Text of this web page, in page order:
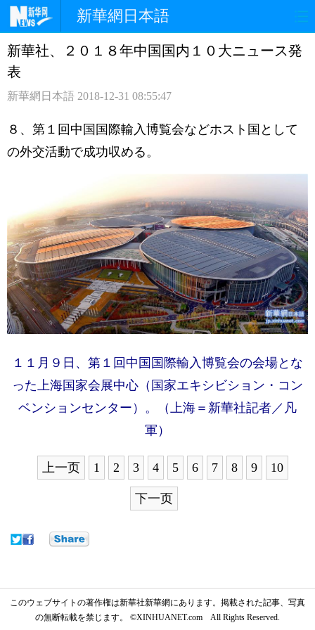
新華網日本語
ホームページ 政治 経済
観光 評論 写真
中日対訳
新華社、２０１８年中国国内１０大ニュース発
表
新華網日本語 2018-12-31 08:55:47
８、第１回中国国際輸入博覧会などホスト国として
の外交活動で成功収める。
１１月９日、第１回中国国際輸入博覧会の会場とな
った上海国家会展中心（国家エキシビション・コン
ベンションセンター）。（上海＝新華社記者／凡
軍）
上一页 1 2 3 4 5 6 7 8 9 10
下一页
このウェブサイトの著作権は新華社新華網にあります。掲載された記事、写真
の無断転載を禁じます。 ©XINHUANET.com All Rights Reserved.